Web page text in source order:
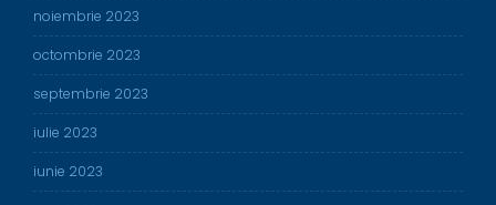
noiembrie 2023
octombrie 2023
septembrie 2023
iulie 2023
iunie 2023